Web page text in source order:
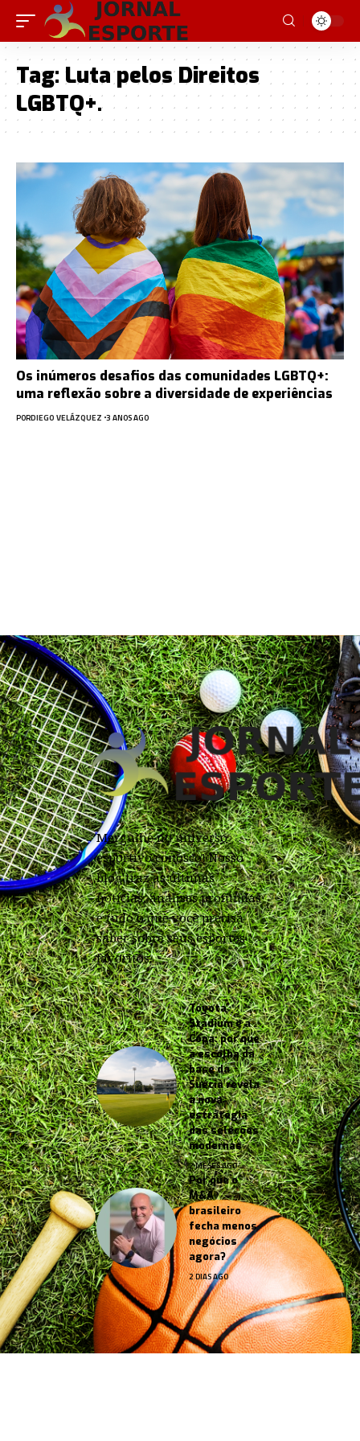
Tag: Luta pelos Direitos
LGBTQ+.
Os inúmeros desafios das comunidades LGBTQ+:
uma reflexão sobre a diversidade de experiências
PORDIEGO VELÁZQUEZ 3 ANOS AGO
Mergulhe no universo
esportivo conosco! Nosso
blog traz as últimas
notícias, análises profundas
e tudo o que você precisa
saber sobre seus esportes
favoritos.
Toyota
Stadium e a
Copa: por que
a escolha da
base da
Suécia revela
a nova
estratégia
das seleções
modernas
2 MESES AGO
Por que o
M&A
brasileiro
fecha menos
negócios
agora?
2 DIAS AGO